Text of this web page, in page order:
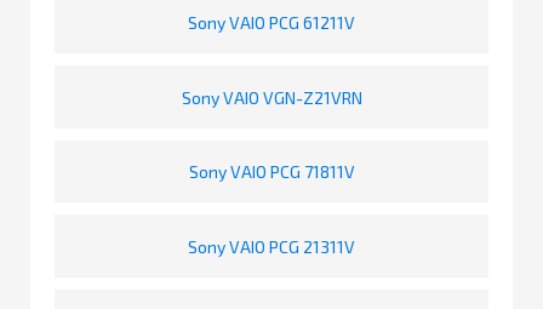
Sony VAIO PCG 61211V
Sony VAIO VGN-Z21VRN
Sony VAIO PCG 71811V
Sony VAIO PCG 21311V